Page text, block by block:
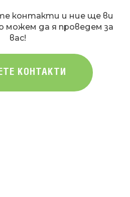
контакти и ние ще ви
можем да я проведем за
вас!
КОНТАКТИ